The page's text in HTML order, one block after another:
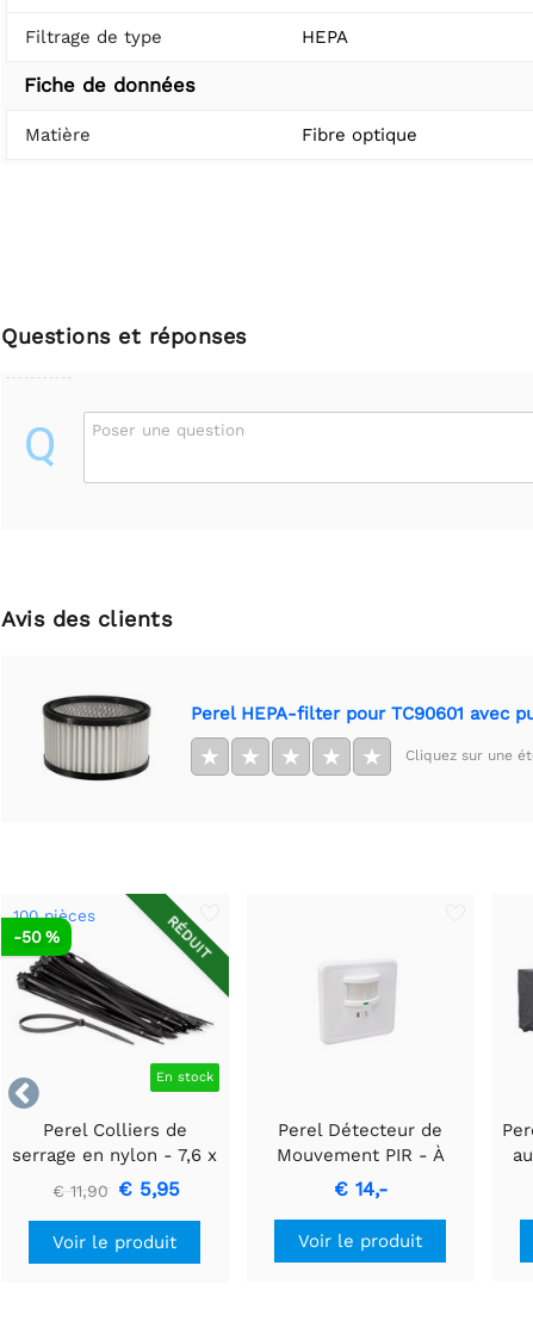
Filtrage de type HEPA
Fiche de données
Matière Fibre optique
Questions et réponses
Q Poser une question
Avis des clients
Perel HEPA-filter pour TC90601 avec
★ ★ ★ ★ ★ Cliquez sur une

RÉDUIT
100 pièces
En stock
-50 %
Perel Colliers de
serrage en nylon - 7,6 x
400 mm - noir - 100
€ 11,90 € 5,95
Voir le produit
Perel Détecteur de
Mouvement PIR - À
encastrer avec
Détection de
Mouvement & Design
Encastré
€ 14,-
Voir le produit